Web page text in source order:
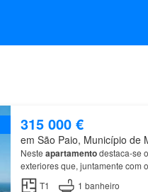
315 000 €
em São Paio, Município de
Neste apartamentodestaca-se
exteriores que, juntamente com
Marina da Afurada, em ambiente
T1 1 banheiro